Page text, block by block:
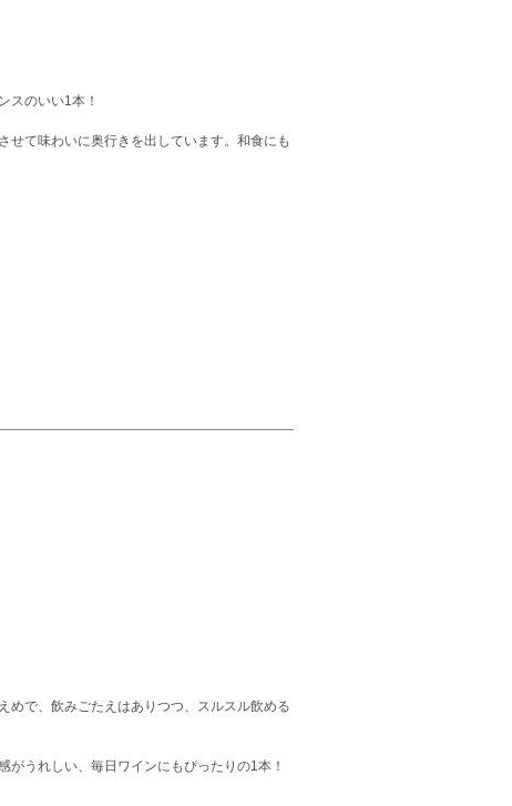
スのいい1本！
せて味わいに奥行きを出しています。和食にも
めで、飲みごたえはありつつ、スルスル飲める
うれしい、毎日ワインにもぴったりの1本！